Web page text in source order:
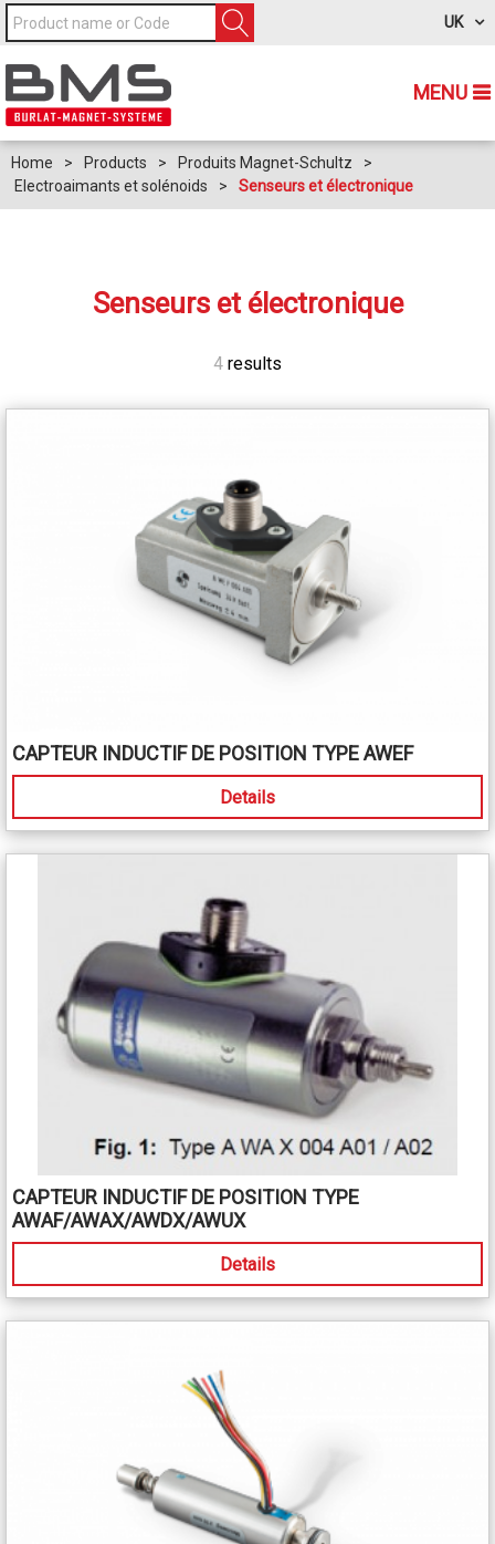
MENU
UK
Home > Products > Produits Magnet-Schultz
>
Electroaimants et solénoids
> Senseurs et électronique
Senseurs et électronique
4 results
CAPTEUR INDUCTIF DE POSITION TYPE AWEF
Details
CAPTEUR INDUCTIF DE POSITION TYPE
AWAF/AWAX/AWDX/AWUX
Details